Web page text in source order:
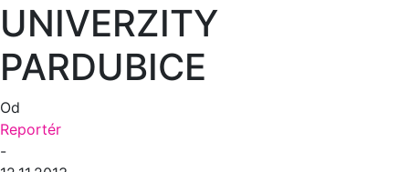
UNIVERZITY
PARDUBICE
Od
Reportér
-